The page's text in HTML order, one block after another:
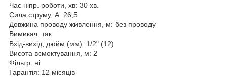
Час ніпр. роботи, хв: 30 хв.
Сила струму, А: 26,5
Довжина проводу живлення, м: без проводу
Вимикач: так
Вхід-вихід, дюйм (мм): 1/2" (12)
Висота всмоктування, м: 2
Фільтр: ні
Гарантія: 12 місяців